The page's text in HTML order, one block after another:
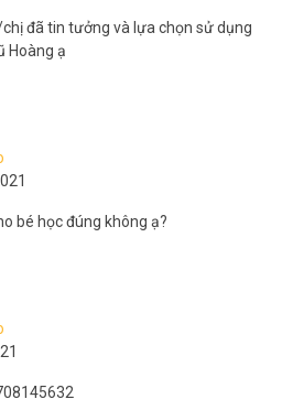
đã tin tưởng và lựa chọn sử dụng
Hoàng ạ
bé học đúng không ạ?